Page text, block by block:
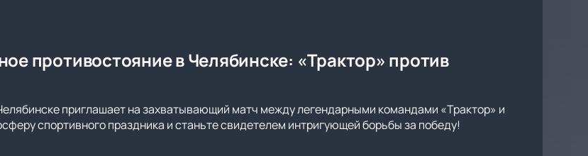
противостояние в Челябинске: «Трактор» против
приглашает на захватывающий матч между легендарными командами «Трактор» и
спортивного праздника и станьте свидетелем интригующей борьбы за победу!